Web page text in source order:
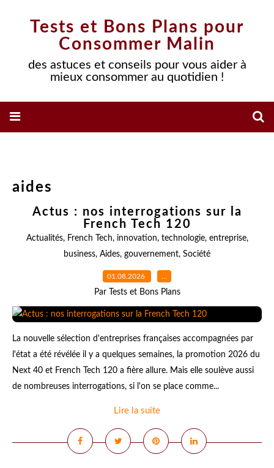
Tests et Bons Plans pour
Consommer Malin
des astuces et conseils pour vous aider à
mieux consommer au quotidien !
aides
Actus : nos interrogations sur la
French Tech 120
Actualités, French Tech, innovation, technologie, entreprise,
business, Aides, gouvernement, Société
01.08.2026 …
Par Tests et Bons Plans
La nouvelle sélection d'entreprises françaises accompagnées par
l'état a été révélée il y a quelques semaines, la promotion 2026 du
Next 40 et French Tech 120 a fière allure. Mais elle soulève aussi
de nombreuses interrogations, si l'on se place comme...
Lire la suite